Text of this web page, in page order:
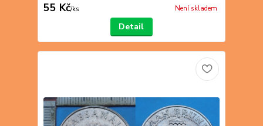
55 Kč/ks Není skladem
Detail